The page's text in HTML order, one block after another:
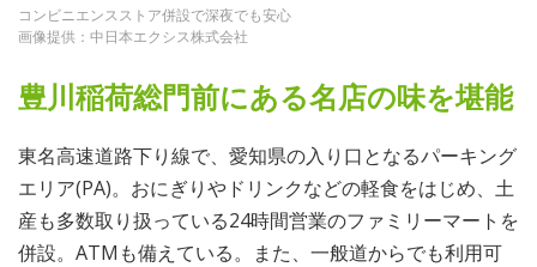
コンビニエンスストア併設で深夜でも安心
画像提供：中日本エクシス株式会社
豊川稲荷総門前にある名店の味を堪能
東名高速道路下り線で、愛知県の入り口となるパーキング
エリア(PA)。おにぎりやドリンクなどの軽食をはじめ、土
産も多数取り扱っている24時間営業のファミリーマートを
併設。ATMも備えている。また、一般道からでも利用可